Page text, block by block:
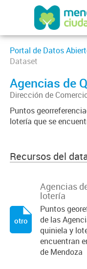
Portal de Datos
Dataset
Agencias de
Dirección de
Puntos
lotería que se
Recursos del
Agencias
lotería
Puntos
de las
quiniela y
encuentran
de Mendoza
otro